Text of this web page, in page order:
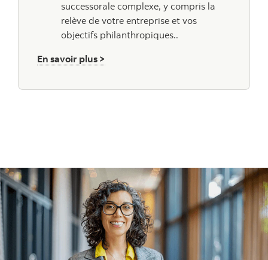
successorale complexe, y compris la
relève de votre entreprise et vos
objectifs philanthropiques..
En savoir plus >